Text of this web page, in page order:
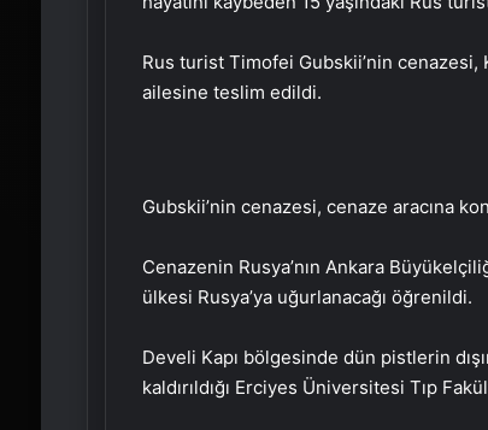
Rus turist Timofei Gubskii’nin
ailesine teslim edildi.
Gubskii’nin cenazesi, cenaze aracına
Cenazenin Rusya’nın Ankara
ülkesi Rusya’ya uğurlanacağı öğrenildi.
Develi Kapı bölgesinde dün pistlerin
kaldırıldığı Erciyes Üniversitesi Tıp